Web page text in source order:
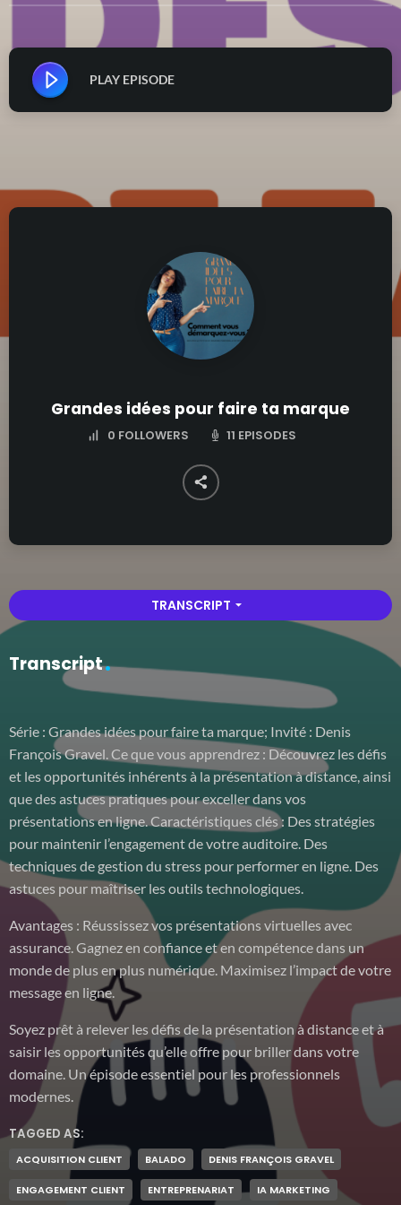
PLAY EPISODE
Grandes idées pour faire ta marque
0 FOLLOWERS 11 EPISODES
TRANSCRIPT arrow_drop_down
Transcript
Série : Grandes idées pour faire ta marque; Invité : Denis
François Gravel. Ce que vous apprendrez : Découvrez les défis
et les opportunités inhérents à la présentation à distance, ainsi
que des astuces pratiques pour exceller dans vos
présentations en ligne. Caractéristiques clés : Des stratégies
pour maintenir l’engagement de votre auditoire. Des
techniques de gestion du stress pour performer en ligne. Des
astuces pour maîtriser les outils technologiques.
Avantages : Réussissez vos présentations virtuelles avec
assurance. Gagnez en confiance et en compétence dans un
monde de plus en plus numérique. Maximisez l’impact de votre
message en ligne.
Soyez prêt à relever les défis de la présentation à distance et à
saisir les opportunités qu’elle offre pour briller dans votre
domaine. Un épisode essentiel pour les professionnels
modernes.
TAGGED AS:
ACQUISITION CLIENT BALADO DENIS FRANÇOIS GRAVEL
ENGAGEMENT CLIENT ENTREPRENARIAT IA MARKETING